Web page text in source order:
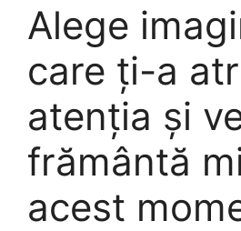
Alege
care ți-a
atenția și
frământă
acest